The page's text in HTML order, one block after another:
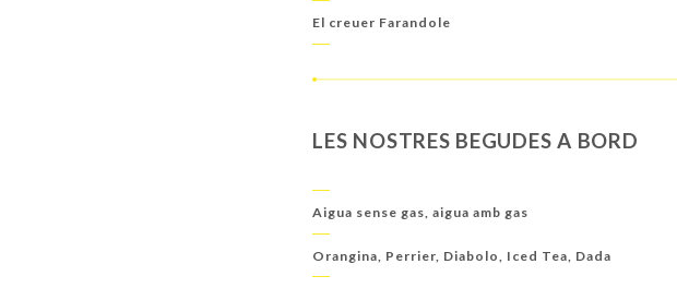
El creuer Farandole
LES NOSTRES BEGUDES A BORD
Aigua sense gas, aigua amb gas
Orangina, Perrier, Diabolo, Iced Tea, Dada